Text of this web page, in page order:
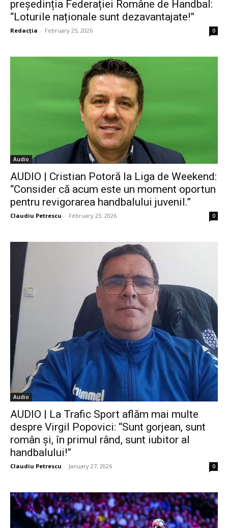
președinția Federației Române de Handbal:
“Loturile naționale sunt dezavantajate!”
Redacția - February 25, 2026 0
Audio
AUDIO | Cristian Potoră la Liga de Weekend:
“Consider că acum este un moment oportun
pentru revigorarea handbalului juvenil.”
Claudiu Petrescu - February 23, 2026 0
Audio
AUDIO | La Trafic Sport aflăm mai multe
despre Virgil Popovici: “Sunt gorjean, sunt
român și, în primul rând, sunt iubitor al
handbalului!”
Claudiu Petrescu - January 27, 2026 0